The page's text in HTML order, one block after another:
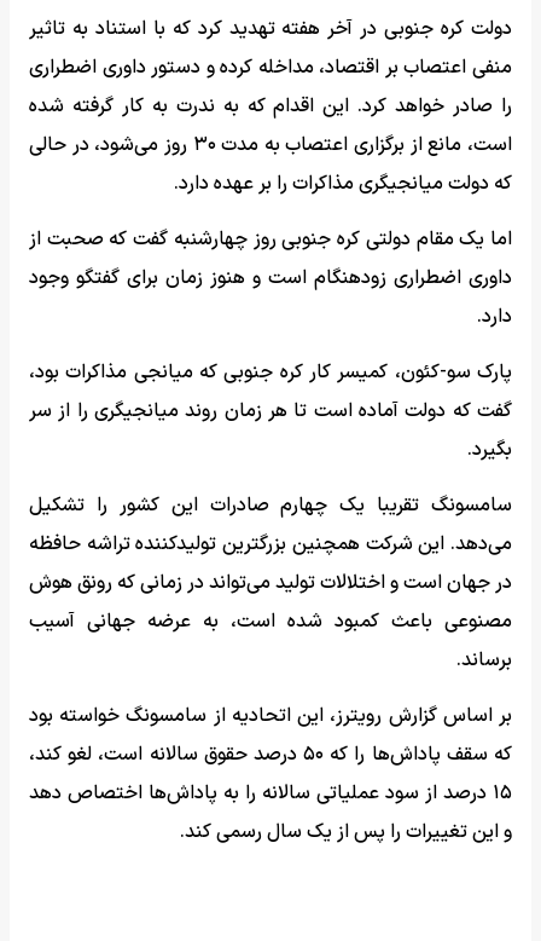
دولت کره جنوبی در آخر هفته تهدید کرد که با استناد به تاثیر
منفی اعتصاب بر اقتصاد، مداخله کرده و دستور داوری اضطراری
را صادر خواهد کرد. این اقدام که به ندرت به کار گرفته شده
است، مانع از برگزاری اعتصاب به مدت ۳۰ روز می‌شود، در حالی
که دولت میانجیگری مذاکرات را بر عهده دارد.
اما یک مقام دولتی کره جنوبی روز چهارشنبه گفت که صحبت از
داوری اضطراری زودهنگام است و هنوز زمان برای گفتگو وجود
دارد.
پارک سو-کئون، کمیسر کار کره جنوبی که میانجی مذاکرات بود،
گفت که دولت آماده است تا هر زمان روند میانجیگری را از سر
بگیرد.
سامسونگ تقریبا یک چهارم صادرات این کشور را تشکیل
می‌دهد. این شرکت همچنین بزرگترین تولیدکننده تراشه حافظه
در جهان است و اختلالات تولید می‌تواند در زمانی که رونق هوش
مصنوعی باعث کمبود شده است، به عرضه جهانی آسیب
برساند.
بر اساس گزارش رویترز، این اتحادیه از سامسونگ خواسته بود
که سقف پاداش‌ها را که ۵۰ درصد حقوق سالانه است، لغو کند،
۱۵ درصد از سود عملیاتی سالانه را به پاداش‌ها اختصاص دهد
و این تغییرات را پس از یک سال رسمی کند.